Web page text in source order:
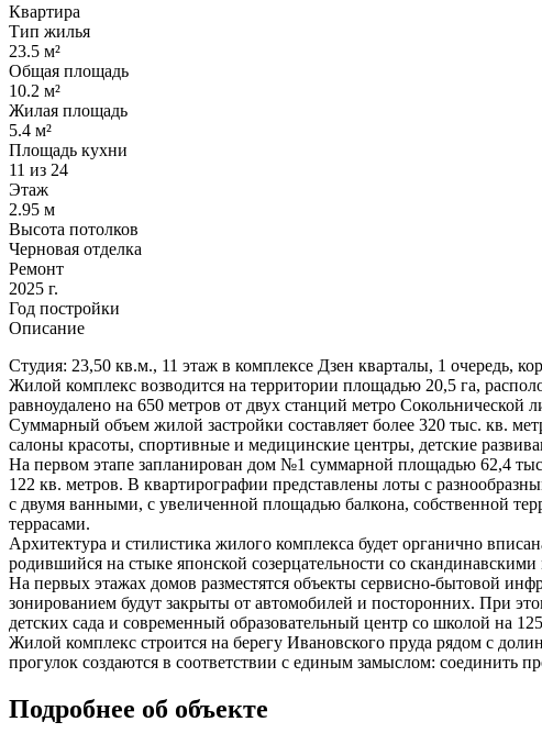
Квартира
Тип жилья
23.5 м²
Общая площадь
10.2 м²
Жилая площадь
5.4 м²
Площадь кухни
11 из 24
Этаж
2.95 м
Высота потолков
Черновая отделка
Ремонт
2025 г.
Год постройки
Описание
Студия: 23,50 кв.м., 11 этаж в комплексе Дзен кварталы, 1 очередь,
Жилой комплекс возводится на территории площадью 20,5 га,
равноудалено на 650 метров от двух станций метро
Суммарный объем жилой застройки составляет более 320 тыс. кв.
салоны красоты, спортивные и медицинские центры, детские
На первом этапе запланирован дом №1 суммарной площадью 62,4
122 кв. метров. В квартирографии представлены лоты с
с двумя ванными, с увеличенной площадью балкона, собственной
террасами.
Архитектура и стилистика жилого комплекса будет органично
родившийся на стыке японской созерцательности со
На первых этажах домов разместятся объекты сервисно-бытовой
зонированием будут закрыты от автомобилей и посторонних. При
детских сада и современный образовательный центр со школой на
Жилой комплекс строится на берегу Ивановского пруда рядом с
прогулок создаются в соответствии с единым замыслом: соединить
Подробнее об объекте